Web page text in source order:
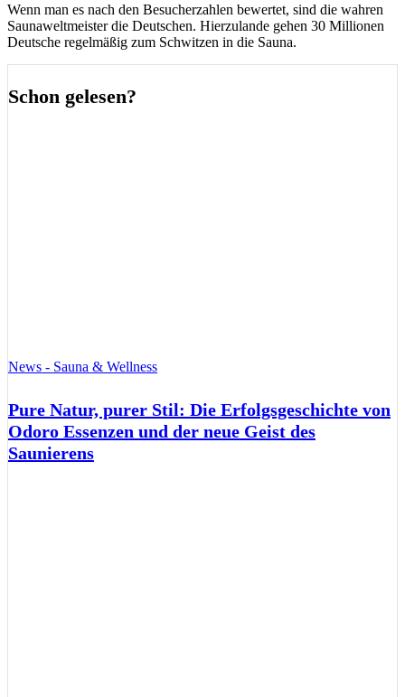
Wenn man es nach den Besucherzahlen bewertet, sind die wahren
Saunaweltmeister die Deutschen. Hierzulande gehen 30 Millionen
Deutsche regelmäßig zum Schwitzen in die Sauna.
Schon gelesen?
News - Sauna & Wellness
Pure Natur, purer Stil: Die Erfolgsgeschichte von
Odoro Essenzen und der neue Geist des
Saunierens